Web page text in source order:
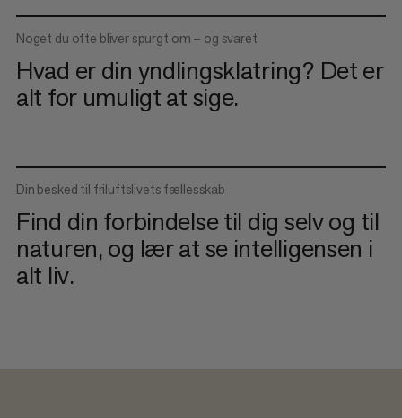
Noget du ofte bliver spurgt om – og svaret
Hvad er din yndlingsklatring? Det er
alt for umuligt at sige.
Din besked til friluftslivets fællesskab
Find din forbindelse til dig selv og til
naturen, og lær at se intelligensen i
alt liv.